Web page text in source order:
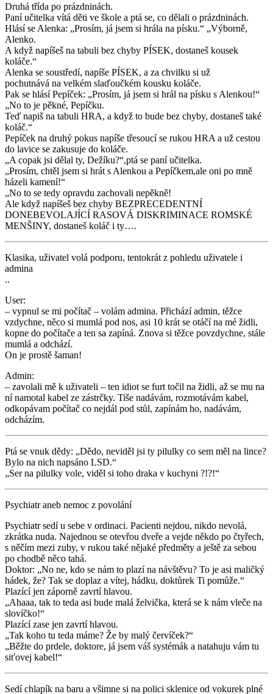
Druhá třída po prázdninách.
Paní učitelka vítá děti ve škole a ptá se, co dělali o prázdninách.
Hlásí se Alenka: „Prosím, já jsem si hrála na písku.“ „Výborně,
Alenko.
A když napíšeš na tabuli bez chyby PÍSEK, dostaneš kousek
koláče.“
Alenka se soustředí, napíše PÍSEK, a za chvilku si už
pochutnává na velkém slaďoučkém kousku koláče.
Pak se hlásí Pepíček: „Prosím, já jsem si hrál na písku s Alenkou!“
„No to je pěkné, Pepíčku.
Teď napiš na tabuli HRA, a když to bude bez chyby, dostaneš také
koláč.“
Pepíček na druhý pokus napíše třesoucí se rukou HRA a už cestou
do lavice se zakusuje do koláče.
„A copak jsi dělal ty, Dežíku?“,ptá se paní učitelka.
„Prosím, chtěl jsem si hrát s Alenkou a Pepíčkem,ale oni po mně
házeli kamení!“
„No to se tedy opravdu zachovali nepěkně!
Ale když napíšeš bez chyby BEZPRECEDENTNÍ
DONEBEVOLAJÍCÍ RASOVÁ DISKRIMINACE ROMSKÉ
MENŠINY, dostaneš koláč i ty….
Klasika, uživatel volá podporu, tentokrát z pohledu uživatele i
admina
..
User:
– vypnul se mi počítač – volám admina. Přichází admin, těžce
vzdychne, něco si mumlá pod nos, asi 10 krát se otáčí na mé židli,
kopne do počítače a ten sa zapíná. Znova si těžce povzdychne, stále
mumlá a odchází.
On je prostě šaman!
Admin:
– zavolali mě k uživateli – ten idiot se furt točil na židli, až se mu na
ní namotal kabel ze zástrčky. Tiše nadávám, rozmotávám kabel,
odkopávam počítač co nejdál pod stůl, zapínám ho, nadávám,
odcházím.
Ptá se vnuk dědy: „Dědo, neviděl jsi ty pilulky co sem měl na lince?
Bylo na nich napsáno LSD.“
„Ser na pilulky vole, viděl si toho draka v kuchyni ?!?!“
Psychiatr aneb nemoc z povolání
Psychiatr sedí u sebe v ordinaci. Pacienti nejdou, nikdo nevolá,
zkrátka nuda. Najednou se otevřou dveře a vejde někdo po čtyřech,
s něčím mezi zuby, v rukou také nějaké předměty a ještě za sebou
po chodbě něco tahá.
Doktor: „No ne, kdo se nám to plazí na návštěvu? To je asi maličký
hádek, že? Tak se doplaz a vítej, hádku, doktůrek Ti pomůže.“
Plazící jen záporně zavrtí hlavou.
„Ahaaa, tak to teda asi bude malá želvička, která se k nám vleče na
slovíčko!“
Plazící zase jen zavrtí hlavou.
„Tak koho tu teda máme? Že by malý červíček?“
„Běžte do prdele, doktore, já jsem váš systémák a natahuju vám tu
siťovej kabel!“
Sedí chlapík na baru a všimne si na polici sklenice od vokurek plné